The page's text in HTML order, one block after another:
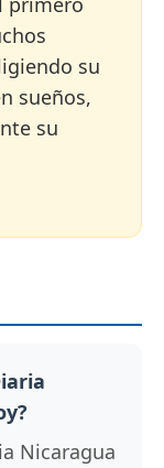
su
sueños,
su
Nicaragua